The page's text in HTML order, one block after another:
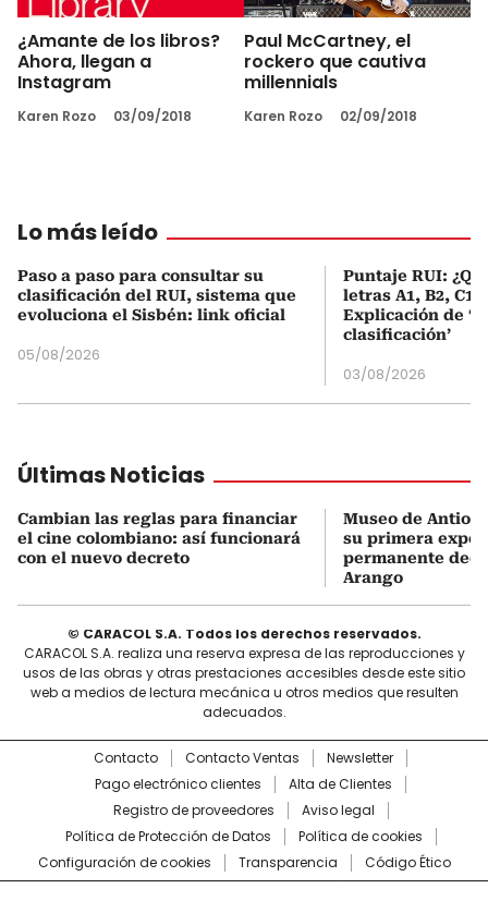
¿Amante de los libros?
Ahora, llegan a
Instagram
Karen Rozo 03/09/2018
Paul McCartney, el
rockero que cautiva
millennials
Karen Rozo 02/09/2018
Lo más leído
Paso a paso para consultar su
clasificación del RUI, sistema que
evoluciona el Sisbén: link oficial
05/08/2026
Puntaje RUI:
letras A1, B2, C1
Explicación de
clasificación’
03/08/2026
Últimas Noticias
Cambian las reglas para financiar
el cine colombiano: así funcionará
con el nuevo decreto
Museo de
su primera
permanente
Arango
© CARACOL S.A. Todos los derechos reservados.
CARACOL S.A. realiza una reserva expresa de las reproducciones y
usos de las obras y otras prestaciones accesibles desde este sitio
web a medios de lectura mecánica u otros medios que resulten
adecuados.
Contacto Contacto Ventas
Newsletter
Pago electrónico clientes
Alta de Clientes
Registro de proveedores
Aviso legal
Política de Protección de Datos
Política de cookies
Configuración de cookies
Transparencia Código Ético